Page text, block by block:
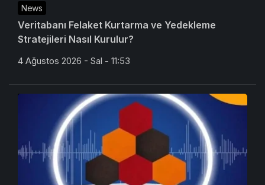
News
Veritabanı Felaket Kurtarma ve Yedekleme
Stratejileri Nasıl Kurulur?
4 Ağustos 2026 - Sal - 11:53